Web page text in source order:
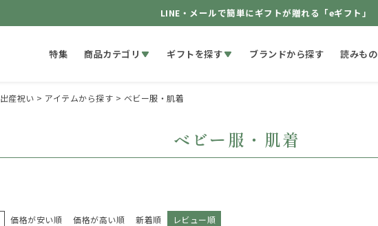
LINE・メールで簡単にギフトが贈れる「eギフト」
特集 商品カテゴリ ギフトを探す ブランドから探す 読みもの
出産祝い アイテムから探す ベビー服・肌着
ベビー服・肌着
価格が安い順 価格が高い順 新着順 レビュー順